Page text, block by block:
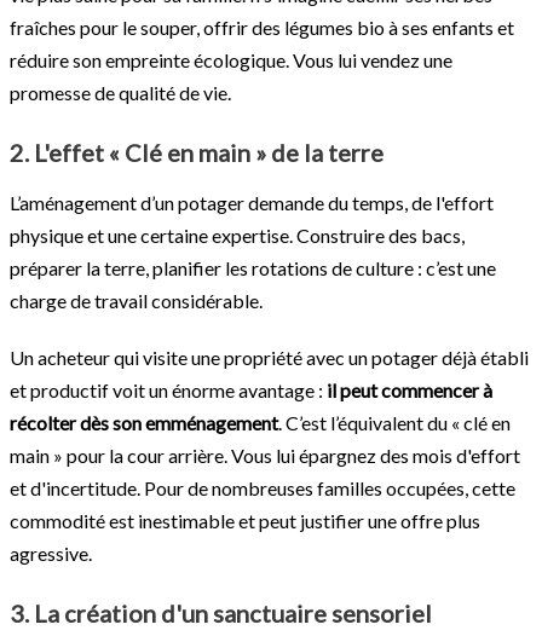
fraîches pour le souper, offrir des légumes bio à ses enfants et
réduire son empreinte écologique. Vous lui vendez une
promesse de qualité de vie.
2. L'effet « Clé en main » de la terre
L’aménagement d’un potager demande du temps, de l'effort
physique et une certaine expertise. Construire des bacs,
préparer la terre, planifier les rotations de culture : c’est une
charge de travail considérable.
Un acheteur qui visite une propriété avec un potager déjà établi
et productif voit un énorme avantage : il peut commencer à
récolter dès son emménagement. C’est l’équivalent du « clé en
main » pour la cour arrière. Vous lui épargnez des mois d'effort
et d'incertitude. Pour de nombreuses familles occupées, cette
commodité est inestimable et peut justifier une offre plus
agressive.
3. La création d'un sanctuaire sensoriel